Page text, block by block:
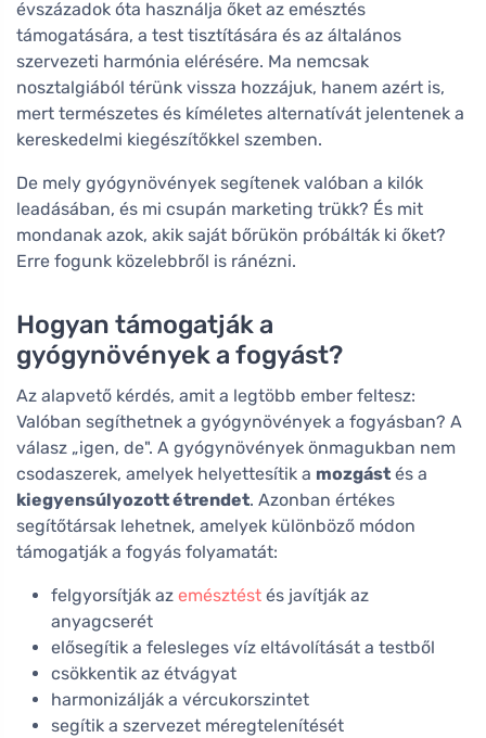
évszázadok óta használja őket az emésztés
támogatására, a test tisztítására és az általános
szervezeti harmónia elérésére. Ma nemcsak
nosztalgiából térünk vissza hozzájuk, hanem azért is,
mert természetes és kíméletes alternatívát jelentenek a
kereskedelmi kiegészítőkkel szemben.
De mely gyógynövények segítenek valóban a kilók
leadásában, és mi csupán marketing trükk? És mit
mondanak azok, akik saját bőrükön próbálták ki őket?
Erre fogunk közelebbről is ránézni.
Hogyan támogatják a
gyógynövények a fogyást?
Az alapvető kérdés, amit a legtöbb ember feltesz:
Valóban segíthetnek a gyógynövények a fogyásban? A
válasz „igen, de". A gyógynövények önmagukban nem
csodaszerek, amelyek helyettesítik a mozgást és a
kiegyensúlyozott étrendet. Azonban értékes
segítőtársak lehetnek, amelyek különböző módon
támogatják a fogyás folyamatát:
felgyorsítják az emésztést és javítják az
anyagcserét
elősegítik a felesleges víz eltávolítását a testből
csökkentik az étvágyat
harmonizálják a vércukorszintet
segítik a szervezet méregtelenítését